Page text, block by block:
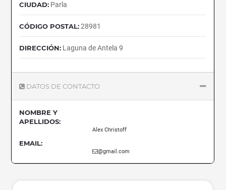
CIUDAD: Parla
CÓDIGO POSTAL:28981
DIRECCIÓN: Laguna de Antela 9
DATOS DE CONTACTO
NOMBRE Y
APELLIDOS:
Alex Christoff
EMAIL:
@gmail.com